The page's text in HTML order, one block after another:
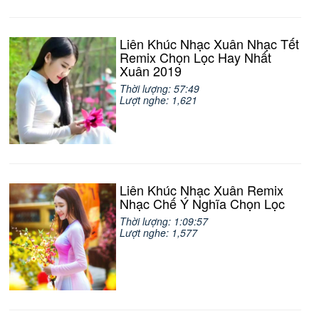
Liên Khúc Nhạc Xuân Nhạc Tết
Remix Chọn Lọc Hay Nhất
Xuân 2019
Thời lượng: 57:49
Lượt nghe: 1,621
Liên Khúc Nhạc Xuân Remix
Nhạc Chế Ý Nghĩa Chọn Lọc
Thời lượng: 1:09:57
Lượt nghe: 1,577